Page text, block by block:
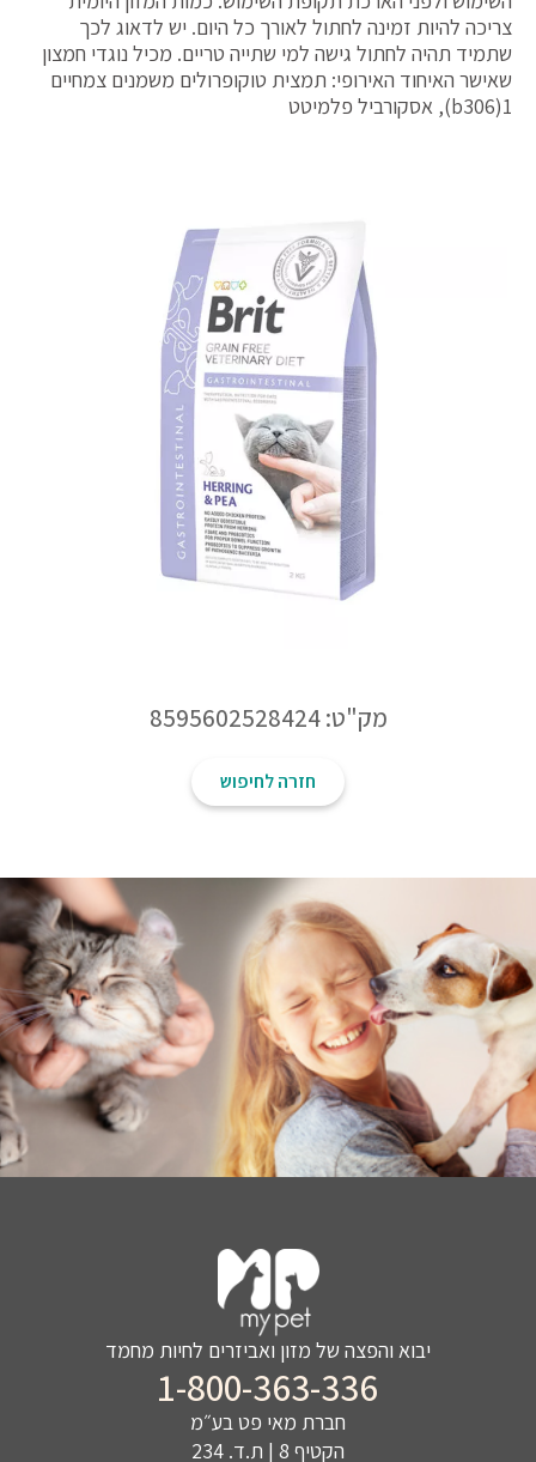
צריכה להיות זמינה לחתול לאורך כל היום. יש לדאוג לכך
שתמיד תהיה לחתול גישה למי שתייה טריים. מכיל נוגדי חמצון
שאישר האיחוד האירופי: תמצית טוקופרולים משמנים צמחיים
b306)1), אסקורביל פלמיטט
מק"ט: 8595602528424
חזרה לחיפוש
יבוא והפצה של מזון ואביזרים לחיות מחמד
1-800-363-336
חברת מאי פט בע״מ
הקטיף 8 | ת.ד. 234